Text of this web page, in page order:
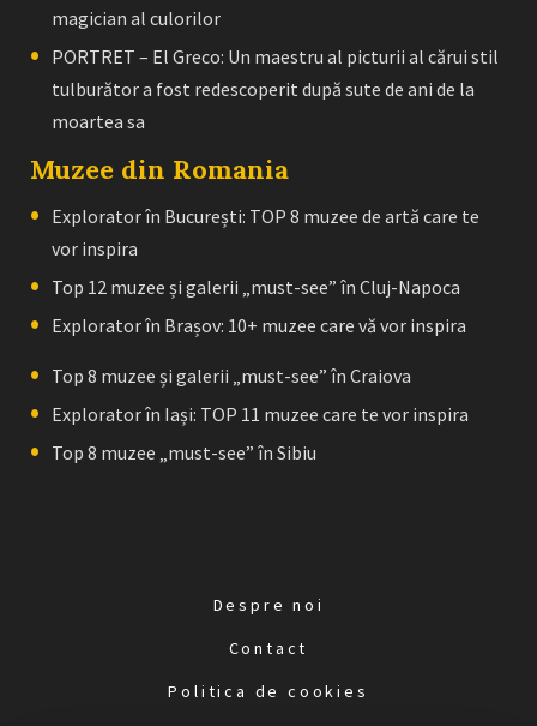
magician al culorilor
PORTRET – El Greco: Un maestru al picturii al cărui stil
tulburător a fost redescoperit după sute de ani de la
moartea sa
Muzee din Romania
Explorator în București: TOP 8 muzee de artă care te
vor inspira
Top 12 muzee și galerii „must-see” în Cluj-Napoca
Explorator în Brașov: 10+ muzee care vă vor inspira
Top 8 muzee și galerii „must-see” în Craiova
Explorator în Iași: TOP 11 muzee care te vor inspira
Top 8 muzee „must-see” în Sibiu
Despre noi
Contact
Politica de cookies